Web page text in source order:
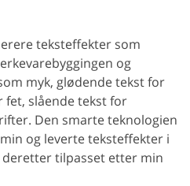
teksteffekter som
og
myk, glødende tekst for
slående tekst for
Den smarte teknologien
og leverte teksteffekter i
tilpasset etter min